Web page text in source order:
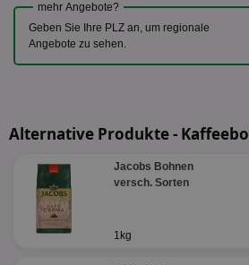
mehr Angebote?
Geben Sie Ihre PLZ an, um regionale
Angebote zu sehen.
Alternative Produkte -
Jacobs Bohnen
versch. Sorten
1kg